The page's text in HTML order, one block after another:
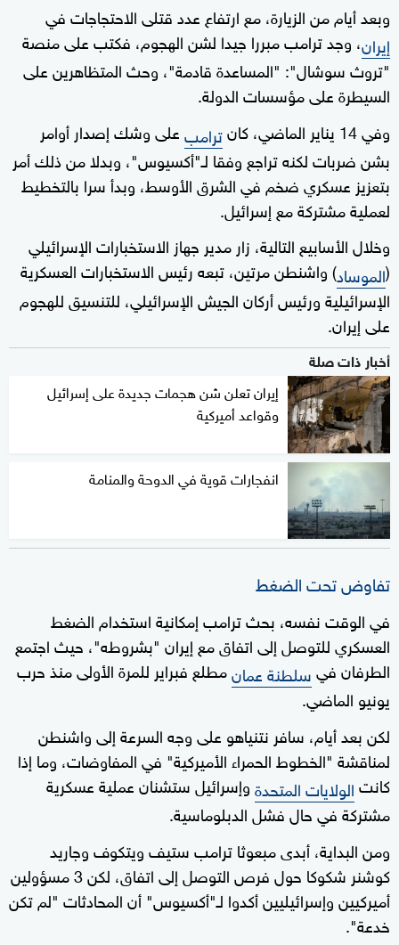
وبعد أيام من الزيارة، مع ارتفاع عدد قتلى الاحتجاجات في
إيران، وجد ترامب مبررا جيدا لشن الهجوم، فكتب على منصة
"تروث سوشال": "المساعدة قادمة"، وحث المتظاهرين على
السيطرة على مؤسسات الدولة.
وفي 14 يناير الماضي، كان
ترامبعلى وشك إصدار أوامر
بشن ضربات لكنه تراجع وفقا لـ"أكسيوس"، وبدلا من ذلك أمر
بتعزيز عسكري ضخم في الشرق الأوسط، وبدأ سرا بالتخطيط
لعملية مشتركة مع إسرائيل.
وخلال الأسابيع التالية، زار مدير جهاز الاستخبارات الإسرائيلي
(الموساد) واشنطن مرتين، تبعه رئيس الاستخبارات العسكرية
الإسرائيلية ورئيس أركان الجيش الإسرائيلي، للتنسيق للهجوم
على إيران.
أخبار ذات صلة
إيران تعلن شن هجمات جديدة على إسرائيل
وقواعد أميركية
انفجارات قوية في الدوحة والمنامة
تفاوض تحت الضغط
في الوقت نفسه، بحث ترامب إمكانية استخدام الضغط
العسكري للتوصل إلى اتفاق مع إيران "بشروطه"، حيث اجتمع
الطرفان فيسلطنة عمانمطلع فبراير للمرة الأولى منذ حرب
يونيو الماضي.
لكن بعد أيام، سافر نتنياهو على وجه السرعة إلى واشنطن
لمناقشة "الخطوط الحمراء الأميركية" في المفاوضات، وما إذا
كانتالولايات المتحدةوإسرائيل ستشنان عملية عسكرية
مشتركة في حال فشل الدبلوماسية.
ومن البداية، أبدى مبعوثا ترامب ستيف ويتكوف وجاريد
كوشنر شكوكا حول فرص التوصل إلى اتفاق، لكن 3 مسؤولين
أميركيين وإسرائيليين أكدوا لـ"أكسيوس" أن المحادثات "لم تكن
خدعة".